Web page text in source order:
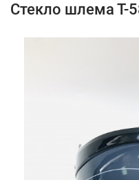
Стекло шлема Т-